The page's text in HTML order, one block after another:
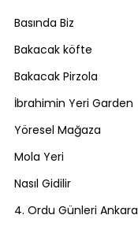
Basında Biz
Bakacak köfte
Bakacak Pirzola
İbrahimin Yeri Garden
Yöresel Mağaza
Mola Yeri
Nasıl Gidilir
4. Ordu Günleri Ankara